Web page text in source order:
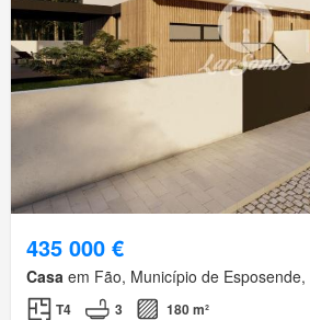
435 000 €
Casa em Fão, Município de
T4 3 180 m²